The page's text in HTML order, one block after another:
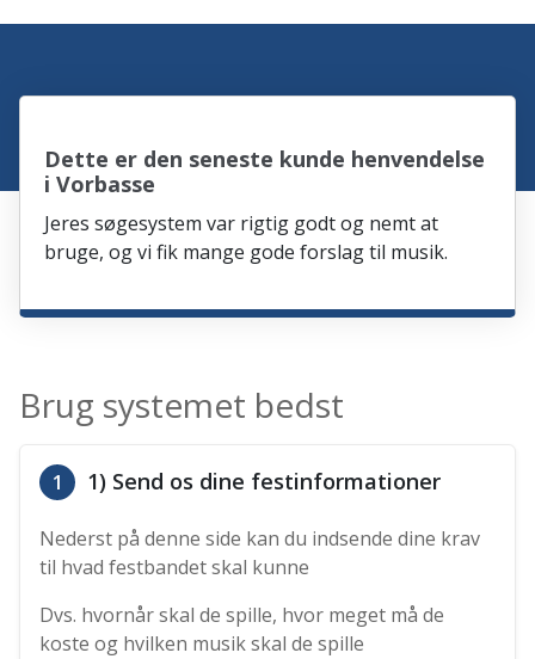
Dette er den seneste kunde henvendelse
i Vorbasse
Jeres søgesystem var rigtig godt og nemt at
bruge, og vi fik mange gode forslag til musik.
Brug systemet bedst
1 1) Send os dine festinformationer
Nederst på denne side kan du indsende dine krav
til hvad festbandet skal kunne
Dvs. hvornår skal de spille, hvor meget må de
koste og hvilken musik skal de spille